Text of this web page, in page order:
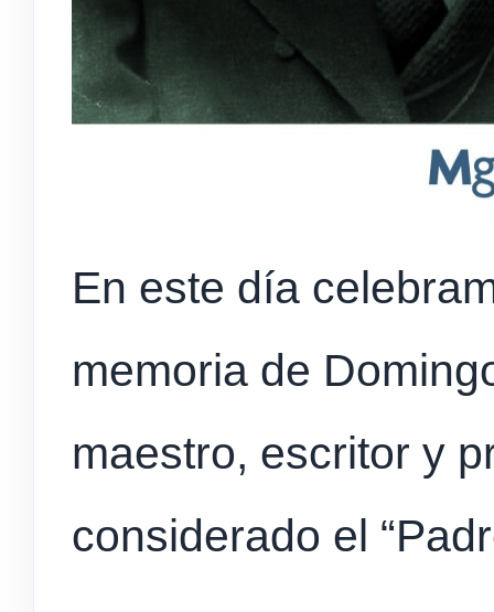
En este día
memoria de
maestro, escritor y
considerado el